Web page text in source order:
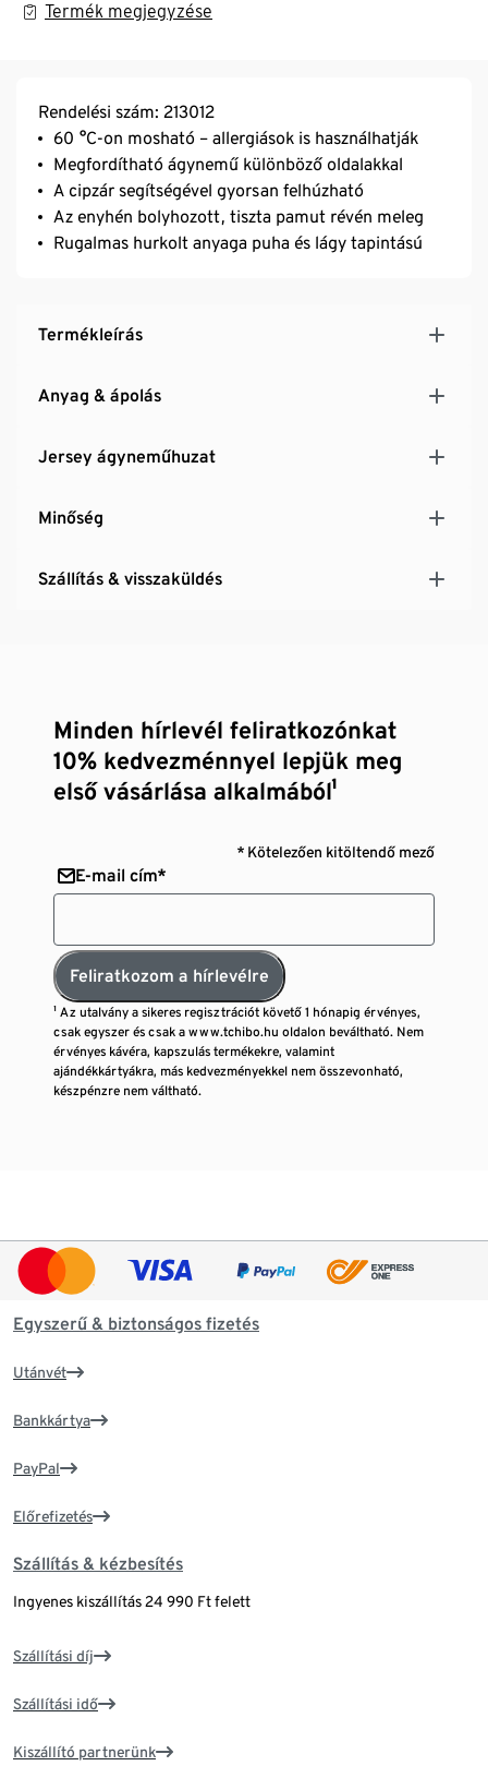
Termék megjegyzése
Rendelési szám: 213012
60 °C-on mosható – allergiások is használhatják
Megfordítható ágynemű különböző oldalakkal
A cipzár segítségével gyorsan felhúzható
Az enyhén bolyhozott, tiszta pamut révén meleg
Rugalmas hurkolt anyaga puha és lágy tapintású
Termékleírás
Anyag & ápolás
Jersey ágyneműhuzat
Minőség
Szállítás & visszaküldés
Minden hírlevél feliratkozónkat
10% kedvezménnyel lepjük meg
első vásárlása alkalmából¹
* Kötelezően kitöltendő mező
E-mail cím*
Feliratkozom a hírlevélre
¹ Az utalvány a sikeres regisztrációt követő 1 hónapig érvényes,
csak egyszer és csak a www.tchibo.hu oldalon beváltható. Nem
érvényes kávéra, kapszulás termékekre, valamint
ajándékkártyákra, más kedvezményekkel nem összevonható,
készpénzre nem váltható.
Egyszerű & biztonságos fizetés
Utánvét
Bankkártya
PayPal
Előrefizetés
Szállítás & kézbesítés
Ingyenes kiszállítás 24 990 Ft felett
Szállítási díj
Szállítási idő
Kiszállító partnerünk